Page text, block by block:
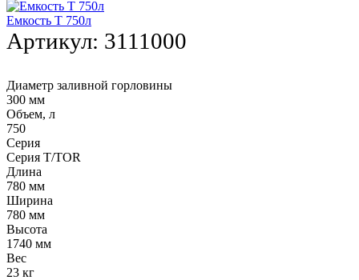
Емкость T 750л
Артикул: 3111000
Диаметр заливной горловины
300 мм
Объем, л
750
Серия
Серия T/TOR
Длина
780 мм
Ширина
780 мм
Высота
1740 мм
Вес
23 кг